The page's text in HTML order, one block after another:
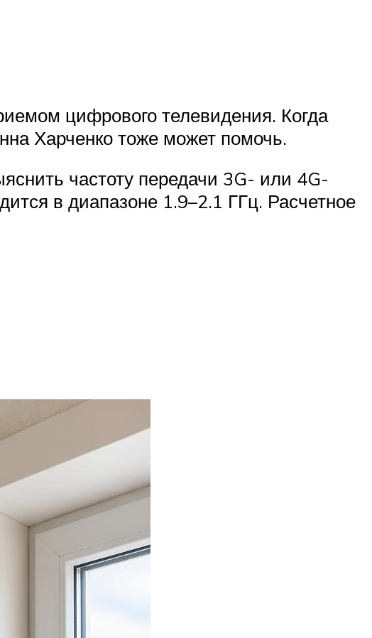
цифрового телевидения. Когда
Харченко тоже может помочь.
частоту передачи 3G- или 4G-
в диапазоне 1.9–2.1 ГГц. Расчетное